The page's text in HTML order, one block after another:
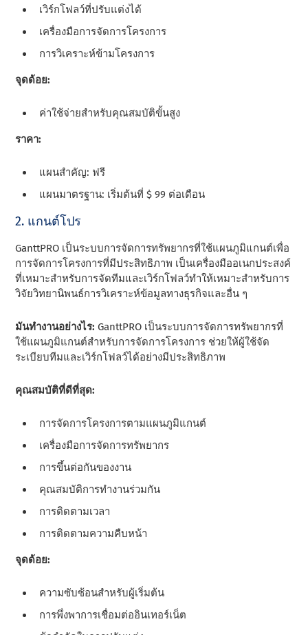
เวิร์กโฟลว์ที่ปรับแต่งได้
เครื่องมือการจัดการโครงการ
การวิเคราะห์ข้ามโครงการ
จุดด้อย:
ค่าใช้จ่ายสําหรับคุณสมบัติขั้นสูง
ราคา:
แผนสําคัญ: ฟรี
แผนมาตรฐาน: เริ่มต้นที่ $ 99 ต่อเดือน
2. แกนต์โปร
GanttPRO เป็นระบบการจัดการทรัพยากรที่ใช้แผนภูมิแกนต์เพื่อ
การจัดการโครงการที่มีประสิทธิภาพ เป็นเครื่องมืออเนกประสงค์
ที่เหมาะสําหรับการจัดทีมและเวิร์กโฟลว์ทําให้เหมาะสําหรับการ
วิจัยวิทยานิพนธ์การวิเคราะห์ข้อมูลทางธุรกิจและอื่น ๆ
มันทํางานอย่างไร:GanttPRO เป็นระบบการจัดการทรัพยากรที่
ใช้แผนภูมิแกนต์สําหรับการจัดการโครงการ ช่วยให้ผู้ใช้จัด
ระเบียบทีมและเวิร์กโฟลว์ได้อย่างมีประสิทธิภาพ
คุณสมบัติที่ดีที่สุด:
การจัดการโครงการตามแผนภูมิแกนต์
เครื่องมือการจัดการทรัพยากร
การขึ้นต่อกันของงาน
คุณสมบัติการทํางานร่วมกัน
การติดตามเวลา
การติดตามความคืบหน้า
จุดด้อย:
ความซับซ้อนสําหรับผู้เริ่มต้น
การพึ่งพาการเชื่อมต่ออินเทอร์เน็ต